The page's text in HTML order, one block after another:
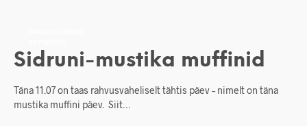
Sidruni-mustika muffinid
Täna 11.07 on taas rahvusvaheliselt tähtis päev – nimelt on täna
mustika muffini päev. Siit…